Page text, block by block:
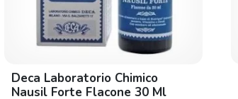
Deca Laboratorio Chimico
Nausil Forte Flacone 30 Ml